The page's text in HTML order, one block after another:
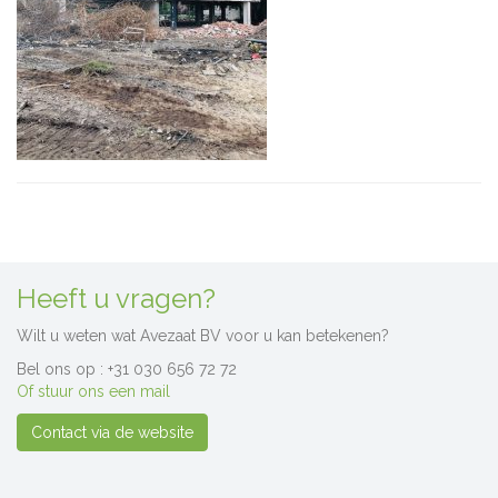
Heeft u vragen?
Wilt u weten wat Avezaat BV voor u kan betekenen?
Bel ons op : +31 030 656 72 72
Of stuur ons een mail
Contact via de website